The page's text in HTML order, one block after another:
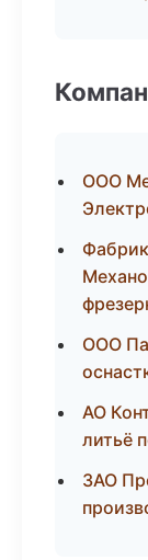
ООО
ООО
АО
литьё
ЗАО